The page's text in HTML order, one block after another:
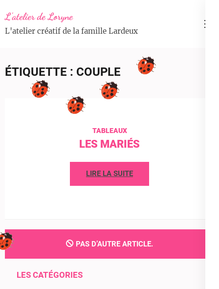
au
contenu
Entrée)
L'atelier de Loryne
L'atelier créatif de la famille Lardeux
ÉTIQUETTE : COUPLE
TABLEAUX
LES MARIÉS
LIRE LA SUITE
PAS D’AUTRE ARTICLE.
LES CATÉGORIES